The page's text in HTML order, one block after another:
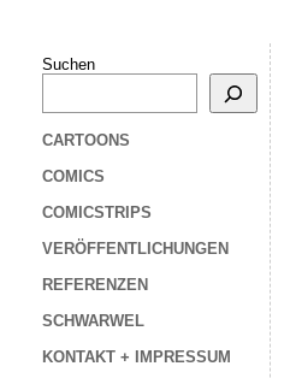
Suchen
CARTOONS
COMICS
COMICSTRIPS
VERÖFFENTLICHUNGEN
REFERENZEN
SCHWARWEL
KONTAKT + IMPRESSUM